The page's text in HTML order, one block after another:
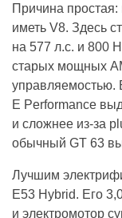
Причина
иметь V8. Здесь
на 577 л.с. и 800
старых мощных
управляемостью.
E Performance
и сложнее из-за
обычный GT 63
Лучшим
E53 Hybrid. Его
и электромотор